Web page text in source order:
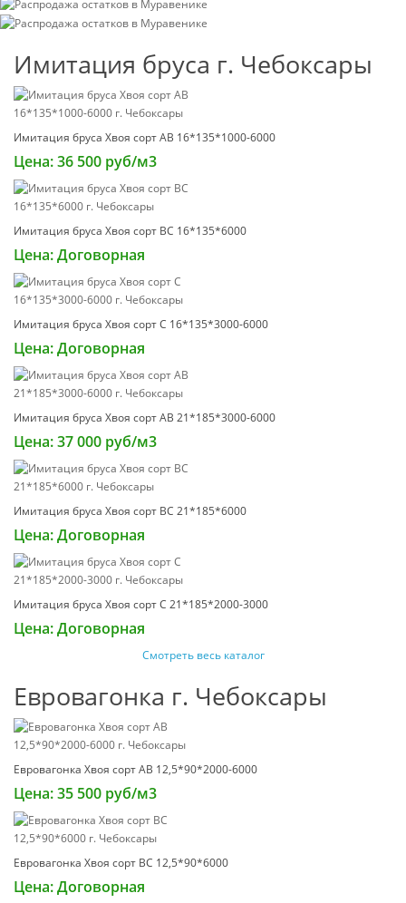
Имитация бруса г. Чебоксары
Имитация бруса Хвоя сорт АВ 16*135*1000-6000
Цена: 36 500 руб/м3
Имитация бруса Хвоя сорт ВС 16*135*6000
Цена: Договорная
Имитация бруса Хвоя сорт С 16*135*3000-6000
Цена: Договорная
Имитация бруса Хвоя сорт АВ 21*185*3000-6000
Цена: 37 000 руб/м3
Имитация бруса Хвоя сорт ВС 21*185*6000
Цена: Договорная
Имитация бруса Хвоя сорт С 21*185*2000-3000
Цена: Договорная
Смотреть весь каталог
Евровагонка г. Чебоксары
Евровагонка Хвоя сорт AB 12,5*90*2000-6000
Цена: 35 500 руб/м3
Евровагонка Хвоя сорт ВС 12,5*90*6000
Цена: Договорная